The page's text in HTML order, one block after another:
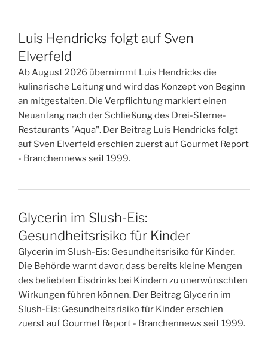
Luis Hendricks folgt auf Sven
Elverfeld
Ab August 2026 übernimmt Luis Hendricks die
kulinarische Leitung und wird das Konzept von Beginn
an mitgestalten. Die Verpflichtung markiert einen
Neuanfang nach der Schließung des Drei-Sterne-
Restaurants "Aqua". Der Beitrag Luis Hendricks folgt
auf Sven Elverfeld erschien zuerst auf Gourmet Report
- Branchennews seit 1999.
Glycerin im Slush-Eis:
Gesundheitsrisiko für Kinder
Glycerin im Slush-Eis: Gesundheitsrisiko für Kinder.
Die Behörde warnt davor, dass bereits kleine Mengen
des beliebten Eisdrinks bei Kindern zu unerwünschten
Wirkungen führen können. Der Beitrag Glycerin im
Slush-Eis: Gesundheitsrisiko für Kinder erschien
zuerst auf Gourmet Report - Branchennews seit 1999.